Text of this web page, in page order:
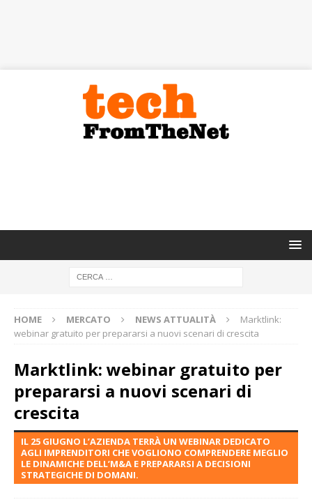
HOME MERCATO NEWS ATTUALITÀ
Marktlink:
webinar gratuito per prepararsi a nuovi scenari di crescita
Marktlink: webinar gratuito per
prepararsi a nuovi scenari di
crescita
IL 25 GIUGNO L’AZIENDA TERRÀ UN WEBINAR DEDICATO
AGLI IMPRENDITORI CHE VOGLIONO COMPRENDERE MEGLIO
LE DINAMICHE DELL’M&A E PREPARARSI A DECISIONI
STRATEGICHE DI DOMANI.